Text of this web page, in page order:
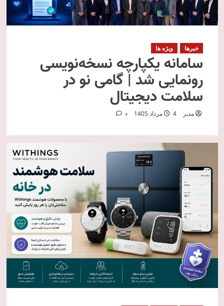
خبرها ویژه ها
سامانه یکپارچه نسخه‌نویسی
رونمایی شد | گامی نو در
سلامت دیجیتال
مدیر 4 مرداد 1405 0